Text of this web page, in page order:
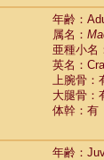
年齢：
属名：
亜種小名
英名：
上腕骨：
大腿骨：
体幹：有
年齢：